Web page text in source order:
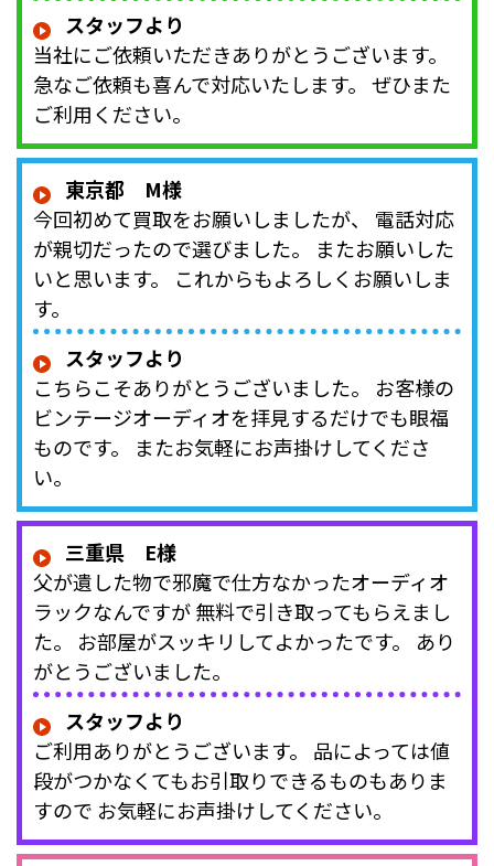
スタッフより
当社にご依頼いただきありがとうございます。
急なご依頼も喜んで対応いたします。 ぜひまた
ご利用ください。
東京都 M様
今回初めて買取をお願いしましたが、 電話対応
が親切だったので選びました。 またお願いした
いと思います。 これからもよろしくお願いしま
す。
スタッフより
こちらこそありがとうございました。 お客様の
ビンテージオーディオを拝見するだけでも眼福
ものです。 またお気軽にお声掛けしてくださ
い。
三重県 E様
父が遺した物で邪魔で仕方なかったオーディオ
ラックなんですが 無料で引き取ってもらえまし
た。 お部屋がスッキリしてよかったです。 あり
がとうございました。
スタッフより
ご利用ありがとうございます。 品によっては値
段がつかなくてもお引取りできるものもありま
すので お気軽にお声掛けしてください。